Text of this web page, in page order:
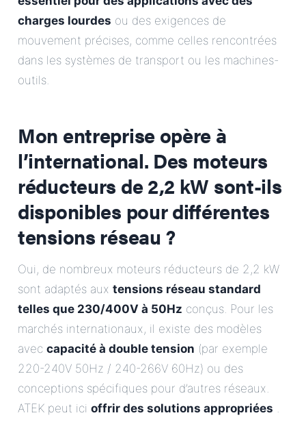
charges lourdes ou des exigences de
mouvement précises, comme celles rencontrées
dans les systèmes de transport ou les machines-
outils.
Mon entreprise opère à
l’international. Des moteurs
réducteurs de 2,2 kW sont-ils
disponibles pour différentes
tensions réseau ?
Oui, de nombreux moteurs réducteurs de 2,2 kW
sont adaptés aux tensions réseau standard
telles que 230/400V à 50Hz conçus. Pour les
marchés internationaux, il existe des modèles
avec capacité à double tension (par exemple
220-240V 50Hz / 240-266V 60Hz) ou des
conceptions spécifiques pour d’autres réseaux.
ATEK peut ici offrir des solutions appropriées .